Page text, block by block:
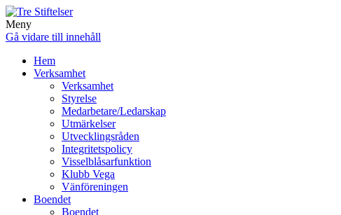
Meny
Gå vidare till innehåll
Hem
Verksamhet
Verksamhet
Styrelse
Medarbetare/Ledarskap
Utmärkelser
Utvecklingsråden
Integritetspolicy
Visselblåsarfunktion
Klubb Vega
Vänföreningen
Boendet
Boendet